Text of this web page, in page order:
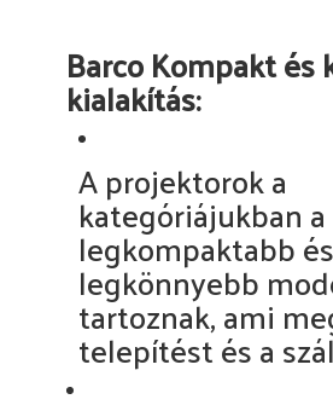
Barco Kompakt és
kialakítás:
A projektorok a
kategóriájukban a
legkompaktabb és
legkönnyebb
tartoznak, ami
telepítést és a